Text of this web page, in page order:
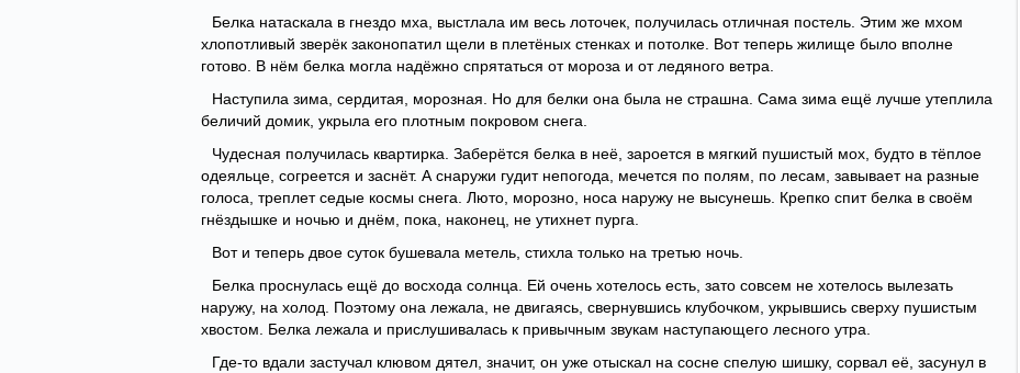
Белка натаскала в гнездо мха, выстлала им весь лоточек, получилась отличная постель. Этим же мхом
хлопотливый зверёк законопатил щели в плетёных стенках и потолке. Вот теперь жилище было вполне
готово. В нём белка могла надёжно спрятаться от мороза и от ледяного ветра.
Наступила зима, сердитая, морозная. Но для белки она была не страшна. Сама зима ещё лучше утеплила
беличий домик, укрыла его плотным покровом снега.
Чудесная получилась квартирка. Заберётся белка в неё, зароется в мягкий пушистый мох, будто в тёплое
одеяльце, согреется и заснёт. А снаружи гудит непогода, мечется по полям, по лесам, завывает на разные
голоса, треплет седые космы снега. Люто, морозно, носа наружу не высунешь. Крепко спит белка в своём
гнёздышке и ночью и днём, пока, наконец, не утихнет пурга.
Вот и теперь двое суток бушевала метель, стихла только на третью ночь.
Белка проснулась ещё до восхода солнца. Ей очень хотелось есть, зато совсем не хотелось вылезать
наружу, на холод. Поэтому она лежала, не двигаясь, свернувшись клубочком, укрывшись сверху пушистым
хвостом. Белка лежала и прислушивалась к привычным звукам наступающего лесного утра.
Где-то вдали застучал клювом дятел, значит, он уже отыскал на сосне спелую шишку, сорвал её, засунул в